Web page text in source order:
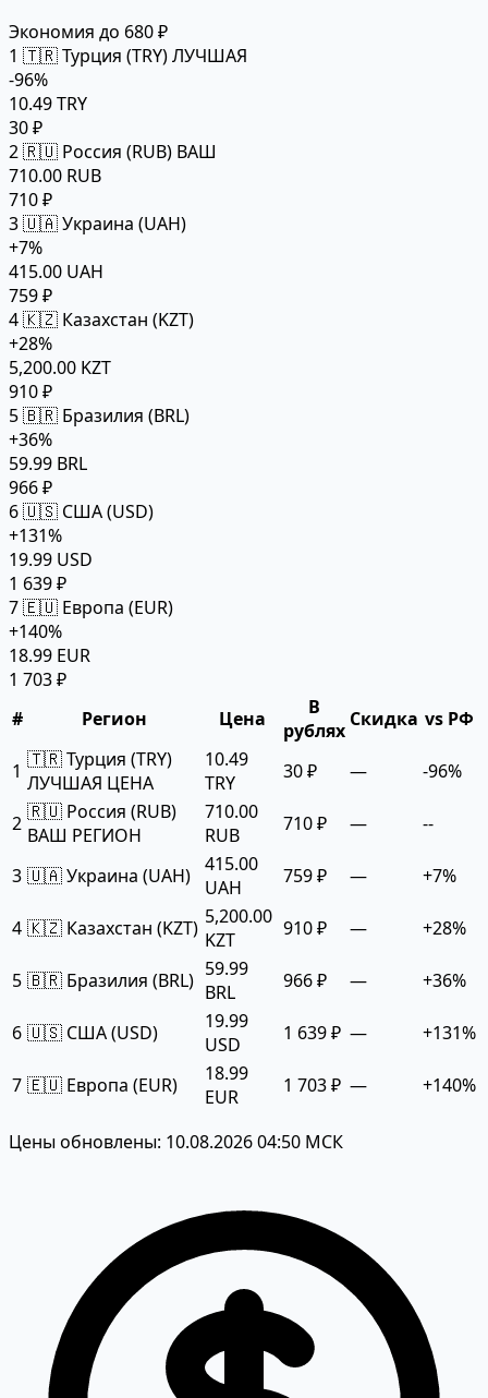
Экономия до 680 ₽
1 🇹🇷 Турция (TRY)ЛУЧШАЯ
-96%
10.49 TRY
30 ₽
2🇷🇺 Россия (RUB) ВАШ
710.00 RUB
710 ₽
3🇺🇦 Украина (UAH)
+7%
415.00 UAH
759 ₽
4🇰🇿 Казахстан (KZT)
+28%
5,200.00 KZT
910 ₽
5🇧🇷 Бразилия (BRL)
+36%
59.99 BRL
966 ₽
6🇺🇸 США (USD)
+131%
19.99 USD
1 639 ₽
7🇪🇺 Европа (EUR)
+140%
18.99 EUR
1 703 ₽
#
Регион Цена
В
рублях Скидка vs РФ
1 🇹🇷 Турция (TRY)
ЛУЧШАЯ ЦЕНА
10.49
TRY
30 ₽ — -96%
2 🇷🇺 Россия (RUB)
ВАШ РЕГИОН
710.00
RUB
710 ₽ — --
3 🇺🇦 Украина (UAH) 415.00
UAH
759 ₽ — +7%
4 🇰🇿 Казахстан (KZT) 5,200.00
KZT
910 ₽ — +28%
5 🇧🇷 Бразилия (BRL) 59.99
BRL
966 ₽ — +36%
6 🇺🇸 США (USD)
19.99
USD
1 639 ₽ — +131%
7 🇪🇺 Европа (EUR)
18.99
EUR
1 703 ₽ — +140%
Цены обновлены: 10.08.2026 04:50 МСК